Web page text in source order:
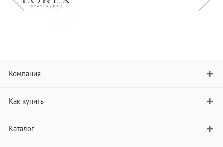
Компания
Как купить
Каталог